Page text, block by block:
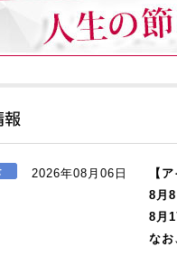
2026年08月06日
【
8月
8月
なお